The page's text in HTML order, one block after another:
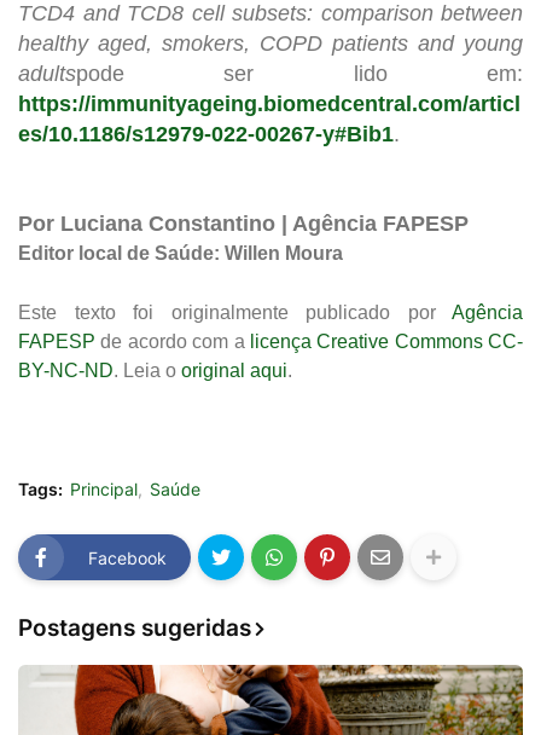
TCD4 and TCD8 cell subsets: comparison between
healthy aged, smokers, COPD patients and young
adultspode ser lido em:
https://immunityageing.biomedcentral.com/articl
es/10.1186/s12979-022-00267-y#Bib1.
Por Luciana Constantino | Agência FAPESP
Editor local de Saúde: Willen Moura
Este texto foi originalmente publicado por Agência
FAPESP de acordo com a licença Creative Commons CC-
BY-NC-ND. Leia o original aqui.
Tags: Principal Saúde
Facebook
Postagens sugeridas